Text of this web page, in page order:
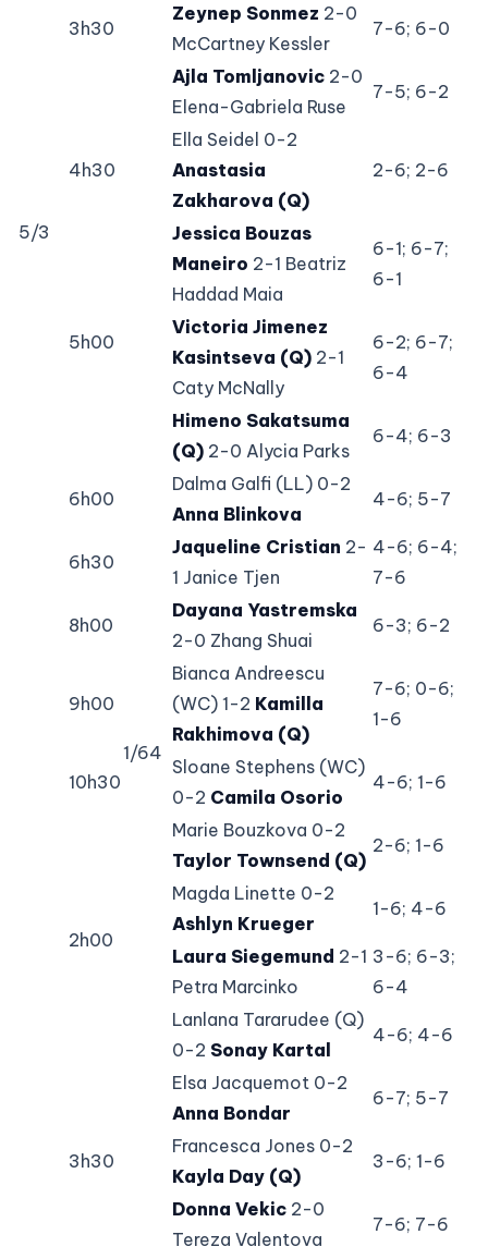
5/3
1/64
3h30
Zeynep Sonmez 2-0
McCartney Kessler
7-6; 6-0
Ajla Tomljanovic 2-0
Elena-Gabriela Ruse
7-5; 6-2
4h30
Ella Seidel 0-2
Anastasia
Zakharova (Q)
2-6; 2-6
5h00
Jessica Bouzas
Maneiro 2-1 Beatriz
Haddad Maia
6-1; 6-7;
6-1
Victoria Jimenez
Kasintseva (Q) 2-1
Caty McNally
6-2; 6-7;
6-4
Himeno Sakatsuma
(Q) 2-0 Alycia Parks
6-4; 6-3
6h00
Dalma Galfi (LL) 0-2
Anna Blinkova
4-6; 5-7
6h30
Jaqueline Cristian 2-
1 Janice Tjen
4-6; 6-4;
7-6
8h00
Dayana Yastremska
2-0 Zhang Shuai
6-3; 6-2
9h00
Bianca Andreescu
(WC) 1-2 Kamilla
Rakhimova (Q)
7-6; 0-6;
1-6
10h30
Sloane Stephens (WC)
0-2 Camila Osorio
4-6; 1-6
2h00
Marie Bouzkova 0-2
Taylor Townsend (Q)
2-6; 1-6
Magda Linette 0-2
Ashlyn Krueger
1-6; 4-6
Laura Siegemund 2-1
Petra Marcinko
3-6; 6-3;
6-4
Lanlana Tararudee (Q)
0-2 Sonay Kartal
4-6; 4-6
3h30
Elsa Jacquemot 0-2
Anna Bondar
6-7; 5-7
Francesca Jones 0-2
Kayla Day (Q)
3-6; 1-6
Donna Vekic 2-0
Tereza Valentova
7-6; 7-6